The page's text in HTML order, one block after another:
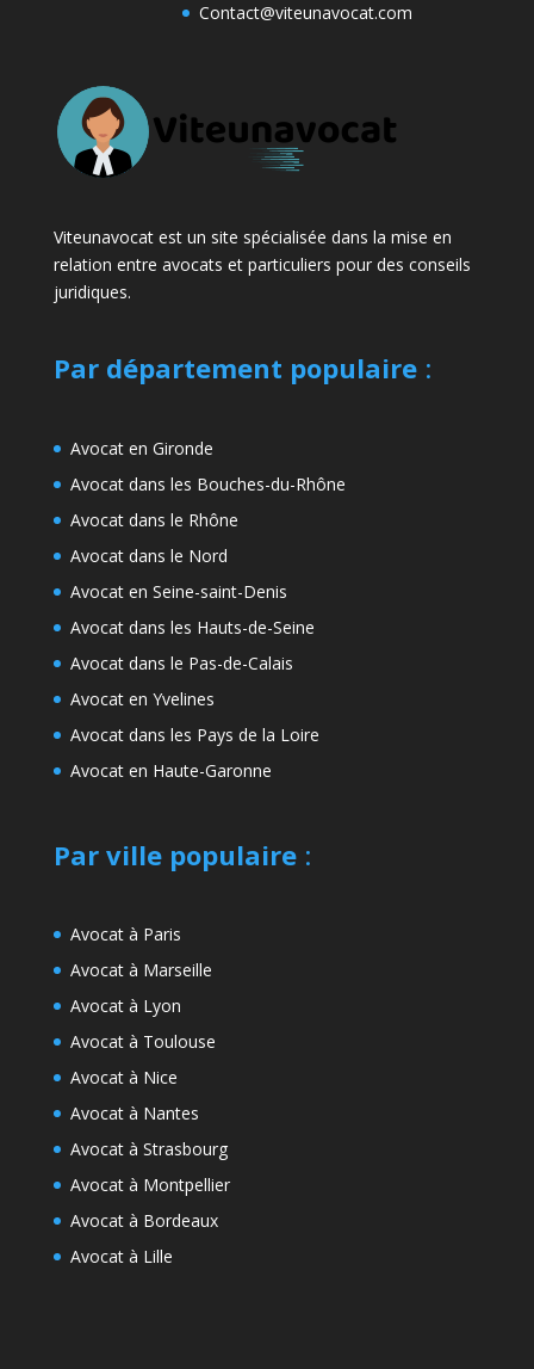
Contact@viteunavocat.com
Viteunavocat est un site spécialisée dans la mise en
relation entre avocats et particuliers pour des conseils
juridiques.
Par département populaire:
Avocat en Gironde
Avocat dans les Bouches-du-Rhône
Avocat dans le Rhône
Avocat dans le Nord
Avocat en Seine-saint-Denis
Avocat dans les Hauts-de-Seine
Avocat dans le Pas-de-Calais
Avocat en Yvelines
Avocat dans les Pays de la Loire
Avocat en Haute-Garonne
Par ville populaire:
Avocat à Paris
Avocat à Marseille
Avocat à Lyon
Avocat à Toulouse
Avocat à Nice
Avocat à Nantes
Avocat à Strasbourg
Avocat à Montpellier
Avocat à Bordeaux
Avocat à Lille